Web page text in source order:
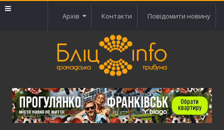
Архів Контакти Повідомити новину